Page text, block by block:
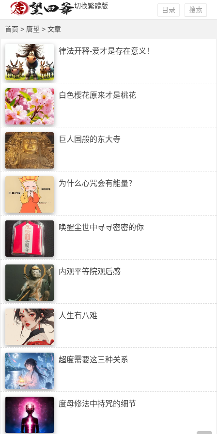
切換繁體版 搜索
目录
首页 > 唐望 > 文章
律法开释-爱才是存在意义！
白色樱花原来才是桃花
巨人国般的东大寺
为什么心咒会有能量？
唤醒尘世中寻寻密密的你
内观平等院观后感
人生有八难
超度需要这三种关系
度母修法中持咒的细节